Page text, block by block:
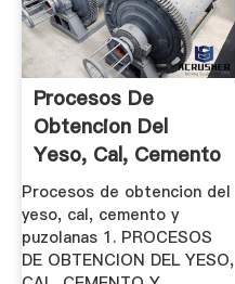
Procesos De
Obtencion Del
Yeso, Cal, Cemento
Y .
Procesos de obtencion del
yeso, cal, cemento y
puzolanas 1. PROCESOS
DE OBTENCION DEL YESO,